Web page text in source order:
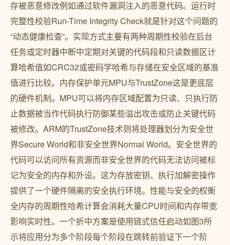
存被恶意修改例如通过软件漏洞注入的恶意代码。运行时
完整性校验Run-Time Integrity Check就是针对这个问题的
“动态健康检查”。实现方式主要有两种周期性校验在后台
任务或定时器中断中定期对关键的代码段和只读数据区计
算哈希值如CRC32或密码学哈希与存储在安全区域的基准
值进行比较。内存保护单元MPU与TrustZone这是更底层
的硬件机制。MPU可以将内存区域配置为只读、只执行防
止数据被当作代码执行防御某些溢出攻击或防止关键代码
被修改。ARM的TrustZone技术则将处理器划分为安全世
界Secure World和非安全世界Normal World。安全世界的
代码可以访问所有资源而非安全世界的代码无法访问被标
记为安全的内存和外设。这为存放密钥、执行加解密操作
提供了一个硬件隔离的安全执行环境。性能与安全的权衡
全内存的周期性哈希计算会消耗大量CPU时间和内存带宽
影响实时性。一个折中方案是使用链式信任启动如图3所
示将应用分为多个阶段每个阶段在跳转前验证下一个阶